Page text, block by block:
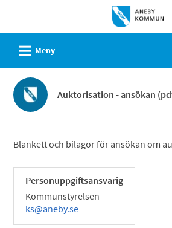
tjänster
Aneby
kommun
L Meny
Auktorisation - ansökan
Blankett och bilagor för ansökan om
Personuppgiftsansvarig
Kommunstyrelsen
ks@aneby.se